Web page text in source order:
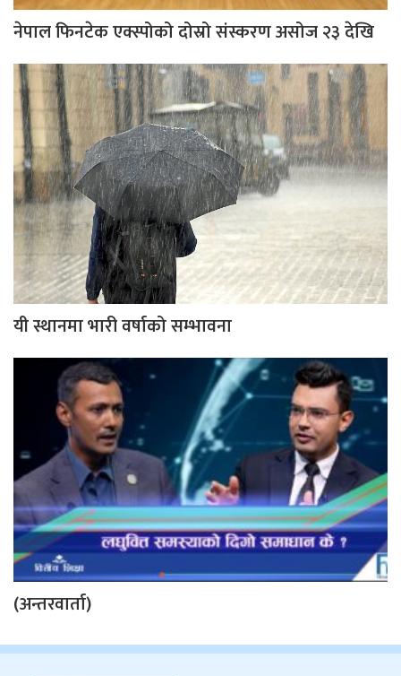
नेपाल फिनटेक एक्स्पोको दोस्रो संस्करण असोज २३ देखि
यी स्थानमा भारी वर्षाको सम्भावना
(अन्तरवार्ता)